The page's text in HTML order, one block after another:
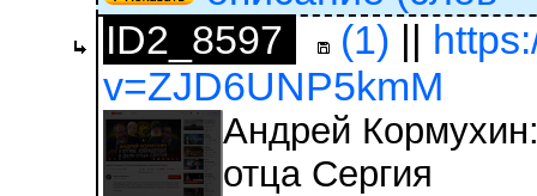
ID2_8597
(1) ||
v=ZJD6UNP5kmM
Андрей
отца Сергия